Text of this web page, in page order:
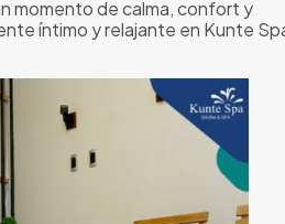
momento de calma, confort y
íntimo y relajante en Kunte